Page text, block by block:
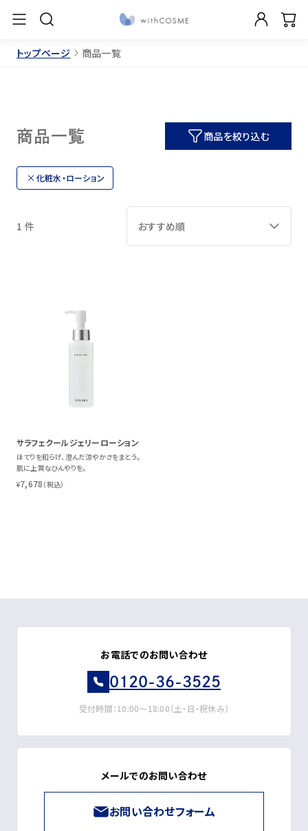
トップページ 商品一覧
商品一覧 商品を絞り込む
化粧水・ローション
1 件
サラフェクールジェリーローション
ほてりを和らげ、澄んだ涼やかさをまとう。
肌に上質なひんやりを。
¥7,678 （税込）
お電話でのお問い合わせ
0120-36-3525
受付時間：10:00～18:00（土・日・祝休み）
メールでのお問い合わせ
お問い合わせフォーム